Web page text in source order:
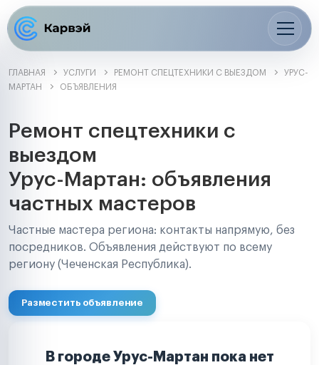
ГЛАВНАЯ УСЛУГИ РЕМОНТ СПЕЦТЕХНИКИ С ВЫЕЗДОМ
УРУС-
МАРТАН
ОБЪЯВЛЕНИЯ
Ремонт спецтехники с
выездом
Урус-Мартан: объявления
частных мастеров
Частные мастера региона: контакты напрямую, без
посредников. Объявления действуют по всему
региону (Чеченская Республика).
Разместить объявление
В городе Урус-Мартан пока нет